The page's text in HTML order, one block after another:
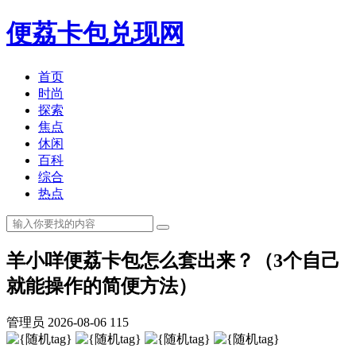
便荔卡包兑现网
首页
时尚
探索
焦点
休闲
百科
综合
热点
羊小咩便荔卡包怎么套出来？（3个自己
就能操作的简便方法）
管理员 2026-08-06 115